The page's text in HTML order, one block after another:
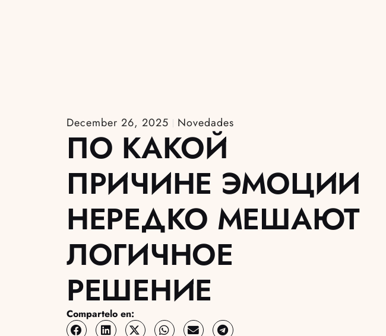
December 26, 2025 Novedades
ПО КАКОЙ
ПРИЧИНЕ ЭМОЦИИ
НЕРЕДКО МЕШАЮТ
ЛОГИЧНОЕ
РЕШЕНИЕ
Compartelo en: